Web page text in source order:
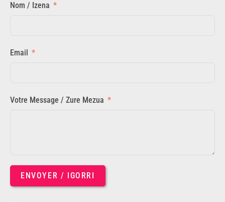
Nom / Izena
Email
Votre Message / Zure Mezua
ENVOYER / IGORRI